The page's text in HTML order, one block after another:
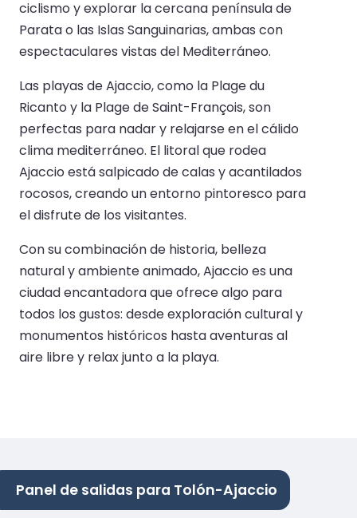
ciclismo y explorar la cercana península de
Parata o las Islas Sanguinarias, ambas con
espectaculares vistas del Mediterráneo.
Las playas de Ajaccio, como la Plage du
Ricanto y la Plage de Saint-François, son
perfectas para nadar y relajarse en el cálido
clima mediterráneo. El litoral que rodea
Ajaccio está salpicado de calas y acantilados
rocosos, creando un entorno pintoresco para
el disfrute de los visitantes.
Con su combinación de historia, belleza
natural y ambiente animado, Ajaccio es una
ciudad encantadora que ofrece algo para
todos los gustos: desde exploración cultural y
monumentos históricos hasta aventuras al
aire libre y relax junto a la playa.
Panel de salidas para Tolón-Ajaccio